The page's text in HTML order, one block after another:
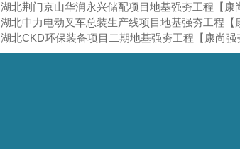
湖北荆门京山华润永兴储配项目地基强夯工程【康
湖北中力电动叉车总装生产线项目地基强夯工程【
湖北CKD环保装备项目二期地基强夯工程【康尚强